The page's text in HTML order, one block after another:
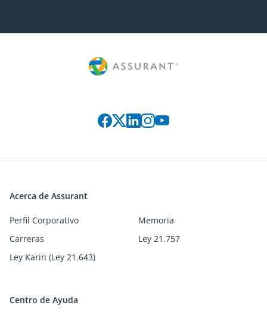
Acerca de Assurant
Perfil Corporativo
Memoria
Carreras
Ley 21.757
Ley Karin (Ley 21.643)
Centro de Ayuda